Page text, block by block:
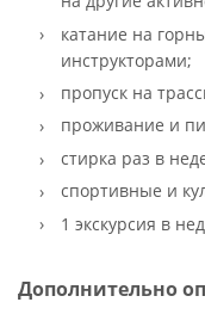
катание на
инструкторами;
пропуск на
проживание и
стирка раз в
спортивные и
1 экскурсия в
Дополнительно